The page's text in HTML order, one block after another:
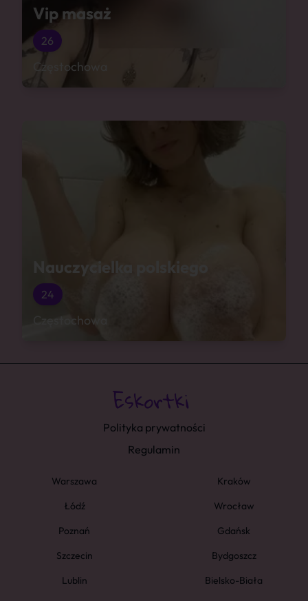
Vip masaż
26
Częstochowa
Nauczycielka polskiego
24
Częstochowa
Polityka prywatności
Regulamin
Warszawa
Kraków
Łódź
Wrocław
Poznań
Gdańsk
Szczecin
Bydgoszcz
Lublin
Bielsko-Biała